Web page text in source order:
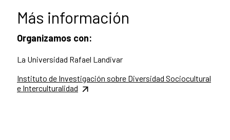
Más información
Organizamos con:
La Universidad Rafael Landivar
Instituto de Investigación sobre Diversidad Sociocultural
e Interculturalidad